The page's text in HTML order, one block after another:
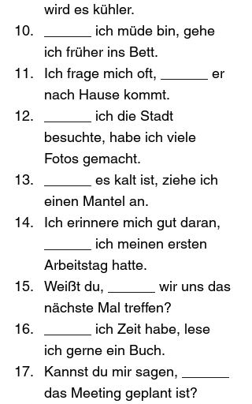
wird es kühler.
______ ich müde bin, gehe
ich früher ins Bett.
Ich frage mich oft, ______ er
nach Hause kommt.
______ ich die Stadt
besuchte, habe ich viele
Fotos gemacht.
______ es kalt ist, ziehe ich
einen Mantel an.
Ich erinnere mich gut daran,
______ ich meinen ersten
Arbeitstag hatte.
Weißt du, ______ wir uns das
nächste Mal treffen?
______ ich Zeit habe, lese
ich gerne ein Buch.
Kannst du mir sagen, ______
das Meeting geplant ist?